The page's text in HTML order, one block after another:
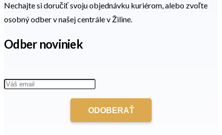
Nechajte si doručiť svoju objednávku kuriérom, alebo zvoľte
osobný odber v našej centrále v Žiline.
Odber noviniek